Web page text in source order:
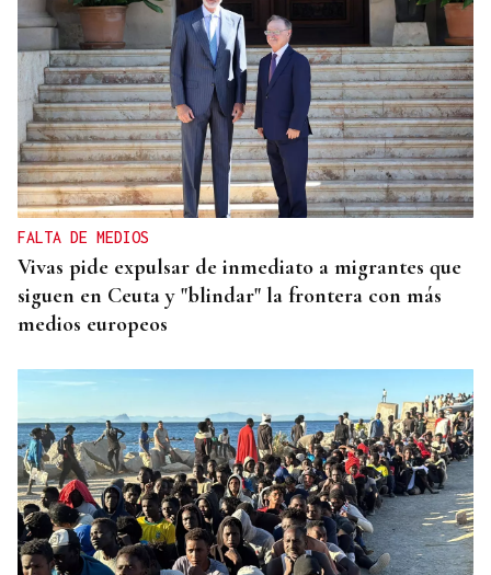
FALTA DE MEDIOS
Vivas pide expulsar de inmediato a migrantes que
siguen en Ceuta y "blindar" la frontera con más
medios europeos